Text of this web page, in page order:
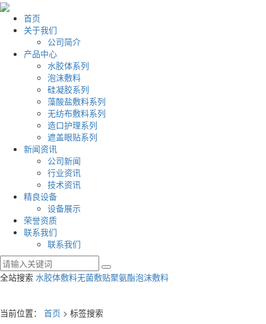
首页
关于我们
公司简介
产品中心
水胶体系列
泡沫敷料
硅凝胶系列
藻酸盐敷料系列
无纺布敷料系列
造口护理系列
遮盖眼贴系列
新闻资讯
公司新闻
行业资讯
技术资讯
精良设备
设备展示
荣誉资质
联系我们
联系我们
全站搜索 水胶体敷料无菌敷贴聚氨酯泡沫敷料
当前位置： 首页 > 标签搜索